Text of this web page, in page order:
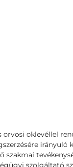
orvosi oklevéllel
irányuló
szakmai
szolgáltató